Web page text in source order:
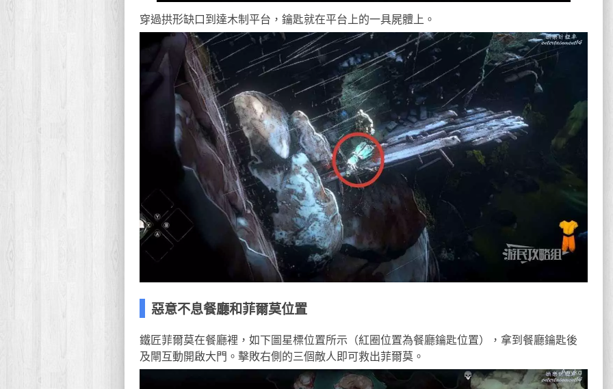
穿過拱形缺口到達木制平台，鑰匙就在平台上的一具屍體上。
惡意不息餐廳和菲爾莫位置
鐵匠菲爾莫在餐廳裡，如下圖星標位置所示（紅圈位置為餐廳鑰匙位置），拿到餐廳鑰匙後
及閘互動開啟大門。擊敗右側的三個敵人即可救出菲爾莫。